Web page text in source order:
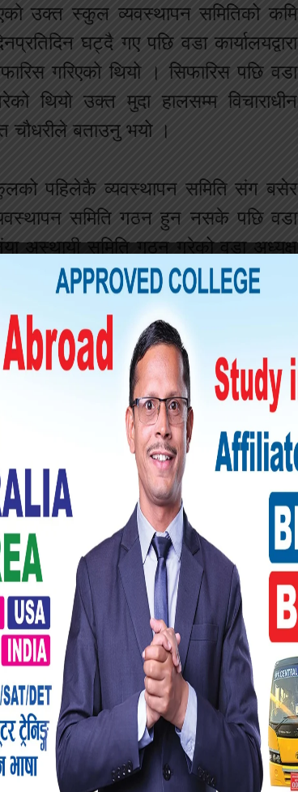
उक्त स्कुल व्यवस्थापन समितिको कमि
घट्दै गए पछि वडा कार्यालयद्वारा
गरिएको थियो । सिफारिस पछि वडा
थियो उक्त मुदा हालसम्म विचाराधीन
चौधरीले बताउनु भयो ।
पहिलेकै व्यवस्थापन समिति संग बसेर
समिति गठन हुन नसके पछि वडा
अस्थायी समिति गठन गरेको वडा अध्यक्ष
समिति गठन भएको छ । समितिको
वैधानाथ चौधरी, सुनैना देवी, इन्दर कुमारी
लागि उक्त समिति गठन गरिएको र
राधेश्याम चौधरीले बताउनु भयो ।
दायर गरेका छन् उक्त मुदा विचाराधीन छ ।
। जसमा अल्पकालीन अन्तरिम आदेश जारी
दुबै पछलाई भादौ ८ गते अदालतमा